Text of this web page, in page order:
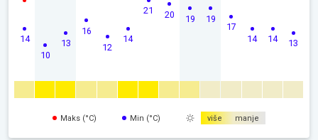
14
10
13
16
12
14
21 20 19 19
17
14 14 13
Maks (°C) Min (°C) više manje